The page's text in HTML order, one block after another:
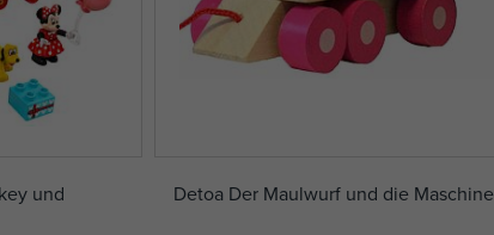
und
Detoa Der Maulwurf und die Maschine